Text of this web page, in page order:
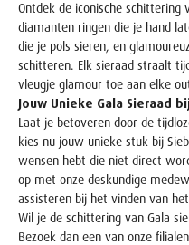
Ontdek de iconische schittering
diamanten ringen die je hand
die je pols sieren, en
schitteren. Elk sieraad straalt
vleugje glamour toe aan elke
Jouw Unieke Gala Sieraad
Laat je betoveren door de
kies nu jouw unieke stuk bij
wensen hebt die niet direct
op met onze deskundige
assisteren bij het vinden van
Wil je de schittering van Gala
Bezoek dan een van onze